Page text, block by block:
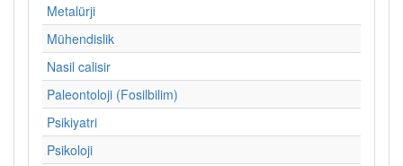
Metalürji
Mühendislik
Nasil calisir
Paleontoloji (Fosilbilim)
Psikiyatri
Psikoloji